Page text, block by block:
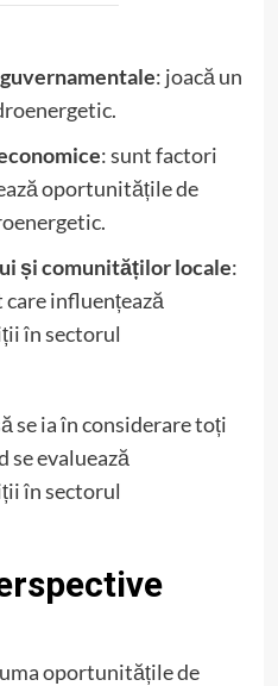
: joacă un
: sunt factori
oportunitățile de
și comunităților locale:
influențează
în sectorul
se ia în considerare toți
se evaluează
în sectorul
oportunitățile de